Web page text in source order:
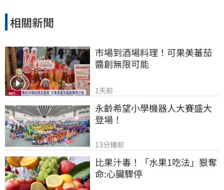
相關新聞
市場到酒場料理！可果美蕃茄
醬創無限可能
1天前
永齡希望小學機器人大賽盛大
登場！
13分鐘前
比果汁毒！「水果1吃法」狠奪
命:心臟驟停